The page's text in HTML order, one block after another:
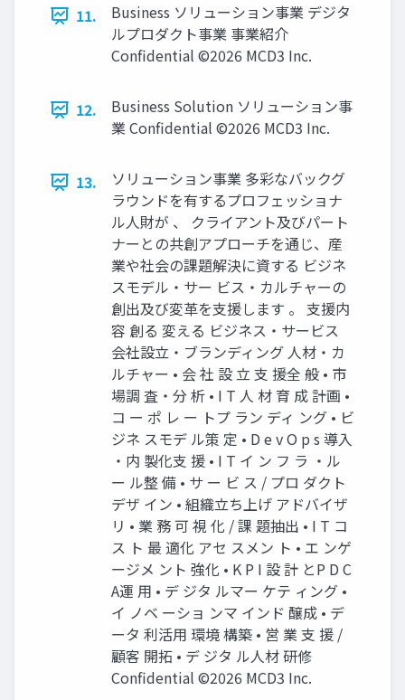
11.
Business ソリューション事業 デジタ
ルプロダクト事業 事業紹介
Confidential ©2026 MCD3 Inc.
12.
Business Solution ソリューション事
業 Confidential ©2026 MCD3 Inc.
13.
ソリューション事業 多彩なバックグ
ラウンドを有するプロフェッショナ
ル人財が 、 クライアント及びパート
ナーとの共創アプローチを通じ、産
業や社会の課題解決に資する ビジネ
スモデル・サー ビス・カルチャーの
創出及び変革を支援します 。 支援内
容 創る 変える ビジネス・サービス
会社設立・ブランディング 人材・カ
ルチャー • 会 社 設 立 支 援全 般 • 市
場調 査・分 析 • I T 人 材 育 成 計画 •
コ ー ポ レ ー トプ ラン ディ ング • ビ
ジネ スモデ ル策 定 • D e v O p s 導入
・内 製化支 援 • I T イ ン フ ラ ・ル
ー ル整 備 • サ ー ビ ス / プロ ダクト
デザ イン • 組織立ち上げ アドバイザ
リ • 業 務 可 視 化 / 課 題抽出 • I T コ
ス ト 最 適化 アセ スメン ト • エ ンゲ
ージメ ント 強化 • K P I 設 計 とP D C
A運 用 • デ ジタ ルマー ケテ ィング •
イ ノベ ーショ ンマ インド 醸成 • デ
ータ 利活用 環境 構築 • 営 業 支 援 /
顧客 開拓 • デ ジタ ル人材 研修
Confidential ©2026 MCD3 Inc.